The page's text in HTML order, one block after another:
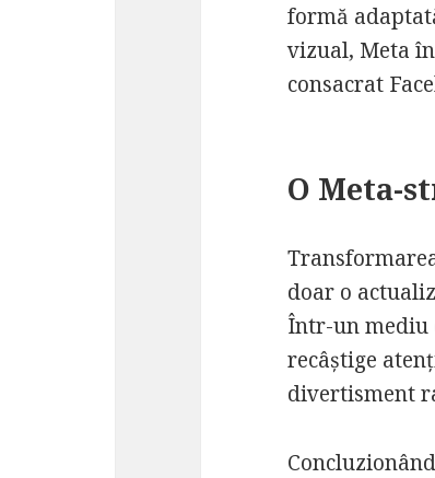
formă
vizual, Meta
consacrat
O Meta-
doar o
Într-un mediu
recâștige
divertisment